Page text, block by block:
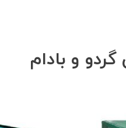
و بادام